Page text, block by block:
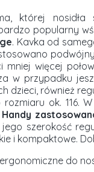
której nosidła
popularny
. Kavka od
mniej więcej
w przypadku
dzieci, również
ok. 116.
szerokość
i kompaktowe.
do